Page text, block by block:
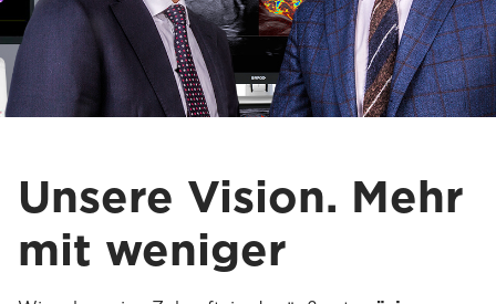
Unsere Vision. Mehr
mit weniger